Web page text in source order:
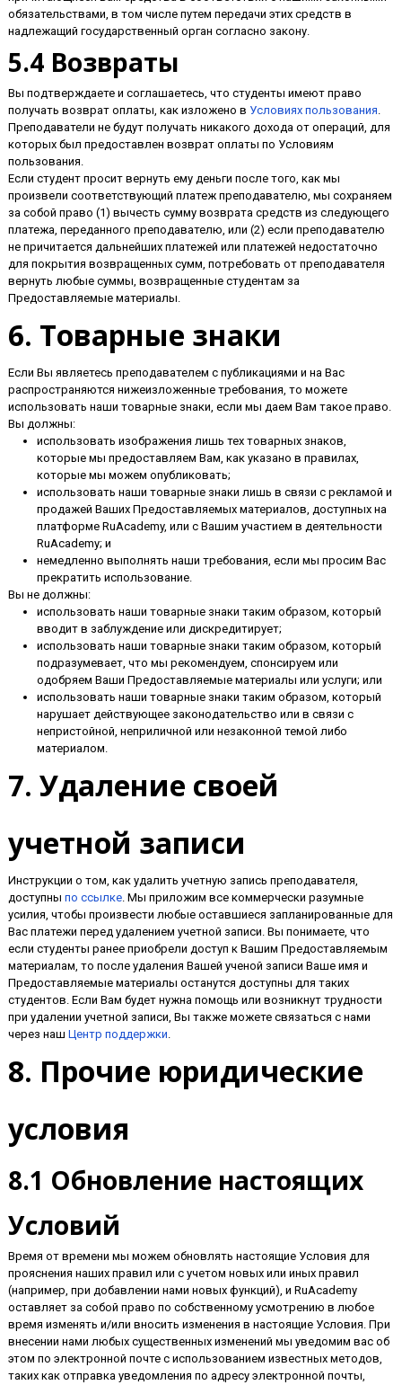
обязательствами, в том числе путем передачи этих средств в
надлежащий государственный орган согласно закону.
5.4 Возвраты
Вы подтверждаете и соглашаетесь, что студенты имеют право
получать возврат оплаты, как изложено в Условиях пользования.
Преподаватели не будут получать никакого дохода от операций, для
которых был предоставлен возврат оплаты по Условиям
пользования.
Если студент просит вернуть ему деньги после того, как мы
произвели соответствующий платеж преподавателю, мы сохраняем
за собой право (1) вычесть сумму возврата средств из следующего
платежа, переданного преподавателю, или (2) если преподавателю
не причитается дальнейших платежей или платежей недостаточно
для покрытия возвращенных сумм, потребовать от преподавателя
вернуть любые суммы, возвращенные студентам за
Предоставляемые материалы.
6. Товарные знаки
Если Вы являетесь преподавателем с публикациями и на Вас
распространяются нижеизложенные требования, то можете
использовать наши товарные знаки, если мы даем Вам такое право.
Вы должны:
использовать изображения лишь тех товарных знаков,
которые мы предоставляем Вам, как указано в правилах,
которые мы можем опубликовать;
использовать наши товарные знаки лишь в связи с рекламой и
продажей Ваших Предоставляемых материалов, доступных на
платформе RuAcademy, или с Вашим участием в деятельности
RuAcademy; и
немедленно выполнять наши требования, если мы просим Вас
прекратить использование.
Вы не должны:
использовать наши товарные знаки таким образом, который
вводит в заблуждение или дискредитирует;
использовать наши товарные знаки таким образом, который
подразумевает, что мы рекомендуем, спонсируем или
одобряем Ваши Предоставляемые материалы или услуги; или
использовать наши товарные знаки таким образом, который
нарушает действующее законодательство или в связи с
непристойной, неприличной или незаконной темой либо
материалом.
7. Удаление своей
учетной записи
Инструкции о том, как удалить учетную запись преподавателя,
доступны по ссылке. Мы приложим все коммерчески разумные
усилия, чтобы произвести любые оставшиеся запланированные для
Вас платежи перед удалением учетной записи. Вы понимаете, что
если студенты ранее приобрели доступ к Вашим Предоставляемым
материалам, то после удаления Вашей ученой записи Ваше имя и
Предоставляемые материалы останутся доступны для таких
студентов. Если Вам будет нужна помощь или возникнут трудности
при удалении учетной записи, Вы также можете связаться с нами
через наш Центр поддержки.
8. Прочие юридические
условия
8.1 Обновление настоящих
Условий
Время от времени мы можем обновлять настоящие Условия для
прояснения наших правил или с учетом новых или иных правил
(например, при добавлении нами новых функций), и RuAcademy
оставляет за собой право по собственному усмотрению в любое
время изменять и/или вносить изменения в настоящие Условия. При
внесении нами любых существенных изменений мы уведомим вас об
этом по электронной почте с использованием известных методов,
таких как отправка уведомления по адресу электронной почты,